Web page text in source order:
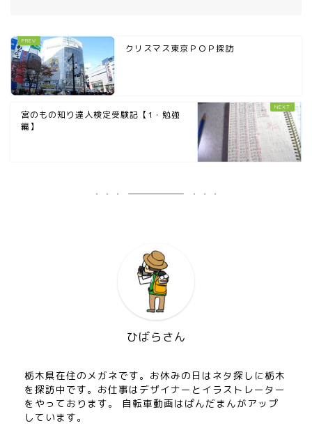
クリスマス東京ＰＯＰ探訪
宮のもの知り達人検定受験記【1・勉強
編】
ひばらさん
栃木県在住のメガネです。お休みの日はネタ探しに栃木
を探訪中です。お仕事はデザイナーとイラストレーター
をやっております。 自転車動画はぱんだまんがアップ
しています。